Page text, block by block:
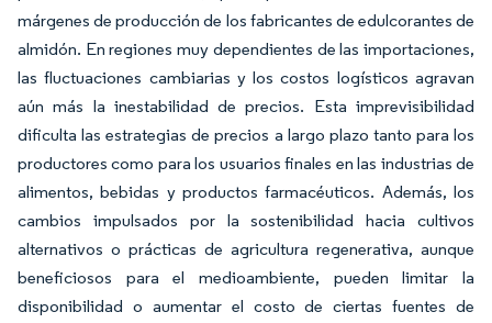
márgenes de producción de los fabricantes de edulcorantes de
almidón. En regiones muy dependientes de las importaciones,
las fluctuaciones cambiarias y los costos logísticos agravan
aún más la inestabilidad de precios. Esta imprevisibilidad
dificulta las estrategias de precios a largo plazo tanto para los
productores como para los usuarios finales en las industrias de
alimentos, bebidas y productos farmacéuticos. Además, los
cambios impulsados por la sostenibilidad hacia cultivos
alternativos o prácticas de agricultura regenerativa, aunque
beneficiosos para el medioambiente, pueden limitar la
disponibilidad o aumentar el costo de ciertas fuentes de